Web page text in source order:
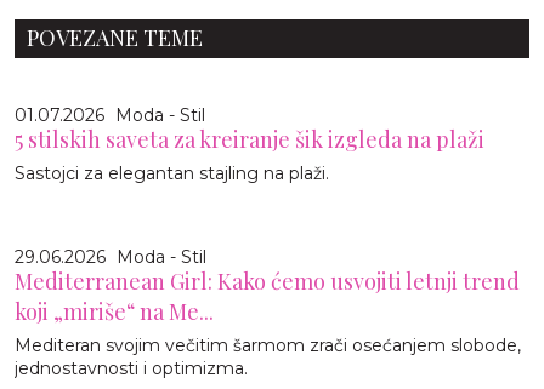
POVEZANE TEME
01.07.2026 Moda - Stil
5 stilskih saveta za kreiranje šik izgleda na plaži
Sastojci za elegantan stajling na plaži.
29.06.2026 Moda - Stil
Mediterranean Girl: Kako ćemo usvojiti letnji trend
koji „miriše“ na Me...
Mediteran svojim večitim šarmom zrači osećanjem slobode,
jednostavnosti i optimizma.